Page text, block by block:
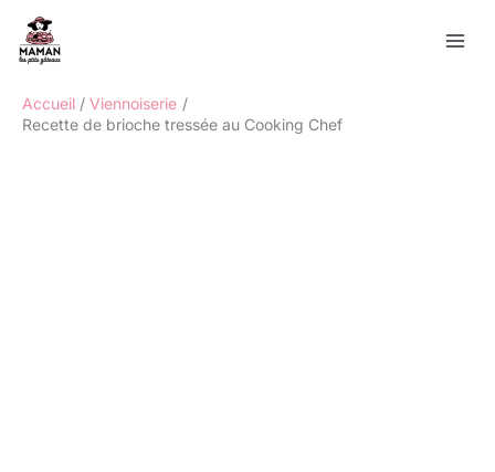
contenu
Accueil
Viennoiserie
Recette de brioche tressée au Cooking Chef
Rechercher